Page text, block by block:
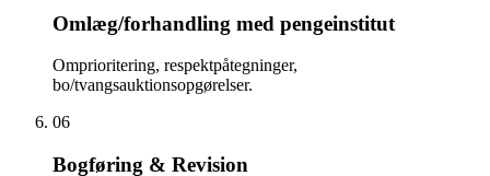
Omlæg/forhandling med pengeinstitut
Omprioritering, respektpåtegninger,
bo/tvangsauktionsopgørelser.
06
Bogføring & Revision